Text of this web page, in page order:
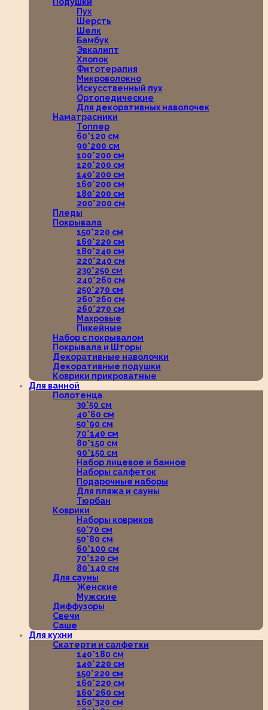
Пух
Шерсть
Шелк
Бамбук
Эвкалипт
Хлопок
Фитотерапия
Микроволокно
Искусственный пух
Ортопедические
Для декоративных наволочек
Наматрасники
Топпер
60*120 см
90*200 см
100*200 см
120*200 см
140*200 см
160*200 см
180*200 см
200*200 см
Пледы
Покрывала
150*220 см
160*220 см
180*240 см
220*240 см
230*250 см
240*260 см
250*270 см
260*260 см
260*270 см
Махровые
Пикейные
Набор с покрывалом
Покрывала и Шторы
Декоративные наволочки
Декоративные подушки
Коврики прикроватные
Для ванной
Полотенца
30*50 см
40*60 см
50*90 см
70*140 см
80*150 см
90*150 см
Набор лицевое и банное
Наборы салфеток
Подарочные наборы
Для пляжа и сауны
Тюрбан
Коврики
Наборы ковриков
50*70 см
50*80 см
60*100 см
70*120 см
80*140 см
Для сауны
Женские
Мужские
Диффузоры
Свечи
Саше
Для кухни
Скатерти и салфетки
140*180 см
140*220 см
150*220 см
160*220 см
160*260 см
160*320 см